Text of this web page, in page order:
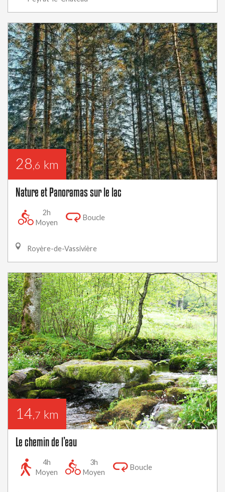
linéaire)
28 ,6 km
Nature et Panoramas sur le lac
2h
Moyen
Boucle
Royère-de-Vassivière
14 ,7 km
Le chemin de l’eau
4h
Moyen
3h
Moyen
Boucle